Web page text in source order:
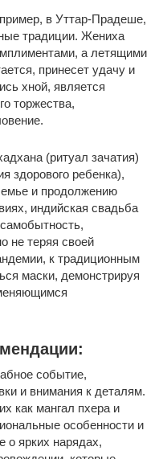
в Уттар-Прадеше,
традиции. Жениха
а летящими
принесет удачу и
хной, является
торжества,
(ритуал зачатия)
здорового ребенка),
и продолжению
индийская свадьба
не теряя своей
к традиционным
маски, демонстрируя
событие,
и внимания к деталям.
как мангал пхера и
особенности и
о ярких нарядах,